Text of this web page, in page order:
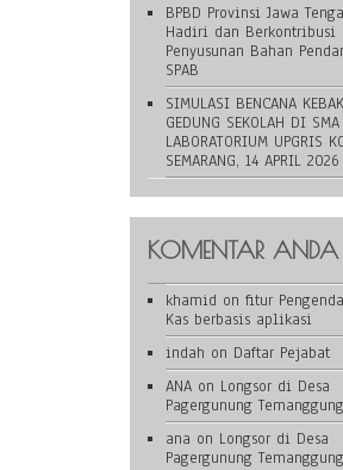
BPBD Provinsi Jawa
Hadiri dan Berkontribusi
Penyusunan Bahan
SPAB
SIMULASI BENCANA
GEDUNG SEKOLAH DI SMA
LABORATORIUM UPGRIS
SEMARANG, 14 APRIL 2026
KOMENTAR ANDA
khamid on fitur
Kas berbasis aplikasi
indah on Daftar Pejabat
ANA on Longsor di Desa
Pagergunung Temanggung
ana on Longsor di Desa
Pagergunung Temanggung